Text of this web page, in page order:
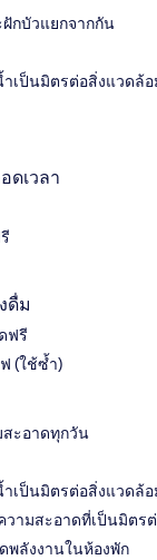
กบัวแยกจากกัน
เป็นมิตรต่อสิ่งแวดล้อ
ดเวลา
ดื่ม
ฟรี
(ใช้ซ้ำ)
ะอาดทุกวัน
เป็นมิตรต่อสิ่งแวดล้อ
ามสะอาดที่เป็นมิตร
พลังงานในห้องพัก